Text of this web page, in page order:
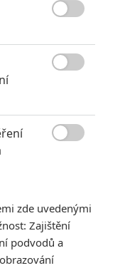
PŘIHLÁSIT
zde uvedenými
Zajištění
podvodů a